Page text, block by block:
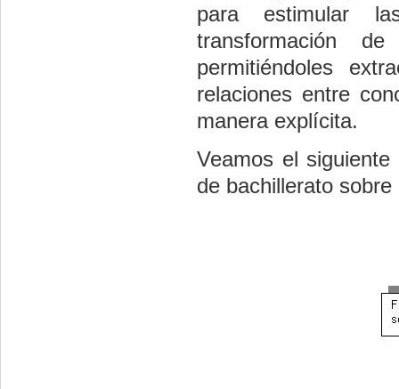
para estimular
transformación
permitiéndoles
relaciones entre
manera explícita.
Veamos el
de bachillerato